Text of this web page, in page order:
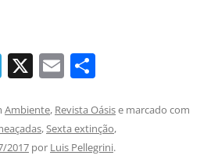
T
e
gr
X E
ai
l
ar
e
Ambiente, Revista Oásise marcado com
,Sexta extinção,
2017 por Luis Pellegrini.